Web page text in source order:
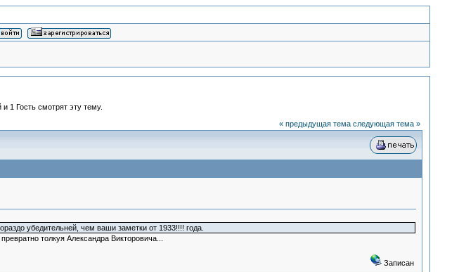
1 Гость смотрят эту тему.
« предыдущая тема следующая тема »
убедительней, чем ваши заметки от 1933!!!! года.
толкуя Александра Викторовича...
Записан